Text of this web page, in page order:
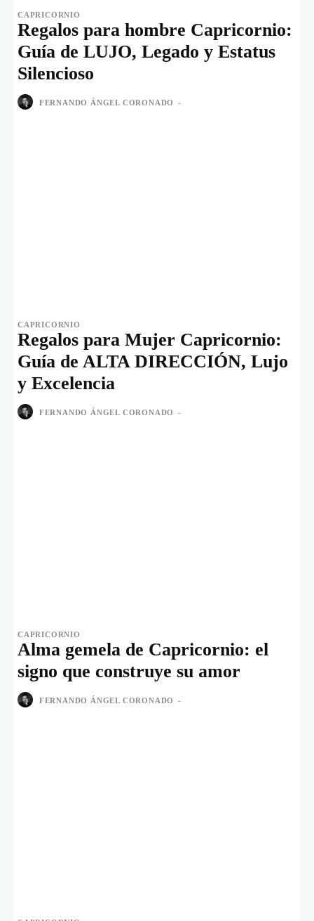
CAPRICORNIO
Regalos para hombre Capricornio:
Guía de LUJO, Legado y Estatus
Silencioso
FERNANDO ÁNGEL CORONADO -
CAPRICORNIO
Regalos para Mujer Capricornio:
Guía de ALTA DIRECCIÓN, Lujo
y Excelencia
FERNANDO ÁNGEL CORONADO -
CAPRICORNIO
Alma gemela de Capricornio: el
signo que construye su amor
FERNANDO ÁNGEL CORONADO -